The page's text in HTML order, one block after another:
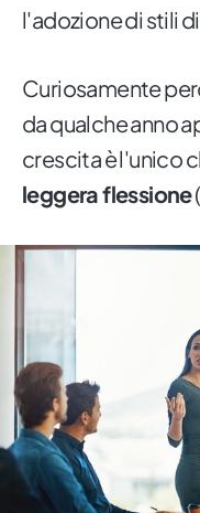
l'adozione di stili
Curiosamente
da qualche anno
crescita è l'unico
leggera flessione